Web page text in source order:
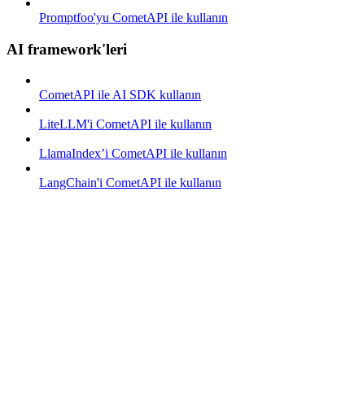
Promptfoo'yu CometAPI ile kullanın
AI framework'leri
CometAPI ile AI SDK kullanın
LiteLLM'i CometAPI ile kullanın
LlamaIndex’i CometAPI ile kullanın
LangChain'i CometAPI ile kullanın